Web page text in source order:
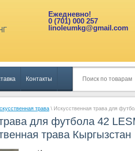
Ежедневно!
0 (701) 000 257
linoleumkg@gmail.com
Контакты
трава \ Искусственная трава для
для футбола 42
трава Кыргызстан